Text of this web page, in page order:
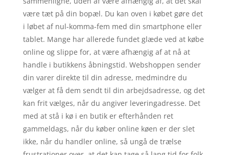
være tæt på din bopæl. Du kan oven i købet gøre det
i løbet af nul-komma-fem med din smartphone eller
tablet. Mange har allerede fundet glæde ved at købe
online og slippe for, at være afhængig af at nå at
handle i butikkens åbningstid. Webshoppen sender
din varer direkte til din adresse, medmindre du
vælger at få dem sendt til din arbejdsadresse, og det
kan frit vælges, når du angiver leveringadresse. Det
med at stå i kø i en butik er efterhånden ret
gammeldags, når du køber online køen er der slet
ikke, når du handler online, så ungå de trælse